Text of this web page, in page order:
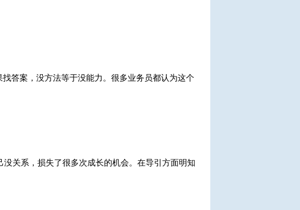
答案，没方法等于没能力。很多业务员都认为这个
没关系，损失了很多次成长的机会。在导引方面明知